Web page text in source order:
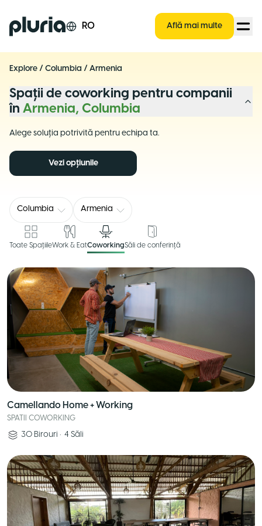
Logo Pluria RO Află mai multe
Explore / Columbia / Armenia
Spații de coworking pentru companii
în Armenia, Columbia
Alege soluția potrivită pentru echipa ta.
Vezi opțiunile
Columbia Armenia
Toate SpațiileWork & EatCoworkingSăli de conferință
Camellando Home + Working
SPATII COWORKING
30 Birouri • 4 Săli